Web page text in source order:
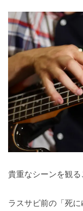
貴重なシーンを観る
ラスサビ前の「死